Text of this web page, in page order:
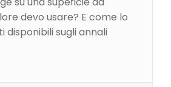
devo usare? E come lo
disponibili sugli annali